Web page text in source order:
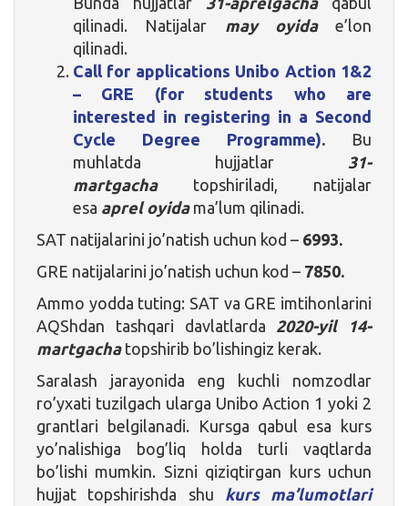
qilinadi. Natijalar
may oyida e’lon
qilinadi.
Call for applications Unibo Action 1&2
– GRE (for students who are
interested in registering in a Second
Cycle Degree Programme). Bu
muhlatda hujjatlar 31-
martgacha
topshiriladi, natijalar
esa aprel oyida ma’lum qilinadi.
SAT natijalarini jo’natish uchun kod – 6993.
GRE natijalarini jo’natish uchun kod – 7850.
Ammo yodda tuting: SAT va GRE imtihonlarini
AQShdan tashqari davlatlarda 2020-yil 14-
martgachatopshirib bo’lishingiz kerak.
Saralash jarayonida eng kuchli nomzodlar
ro’yxati tuzilgach ularga Unibo Action 1 yoki 2
grantlari belgilanadi. Kursga qabul esa kurs
yo’nalishiga bog’liq holda turli vaqtlarda
bo’lishi mumkin. Sizni qiziqtirgan kurs uchun
hujjat topshirishda shu
kurs ma’lumotlari